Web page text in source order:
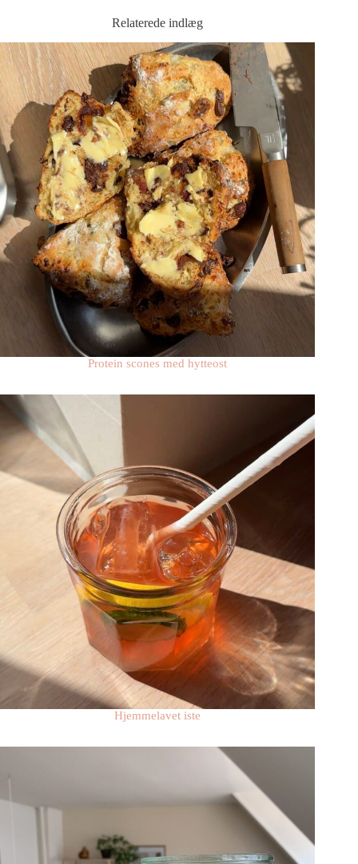
Relaterede indlæg
Protein scones med hytteost
Hjemmelavet iste